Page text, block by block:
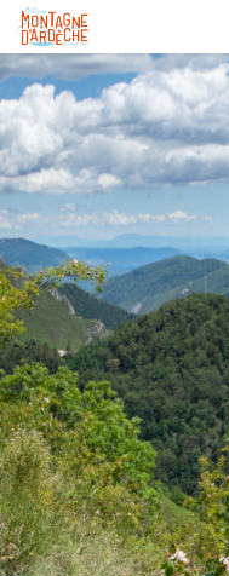
Col de la Marugier - Le Roux